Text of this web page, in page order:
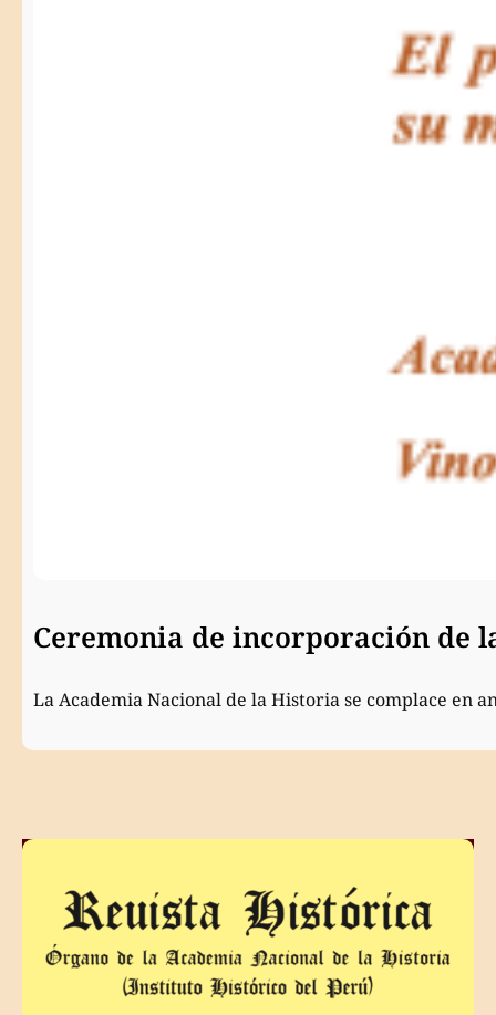
Ceremonia de incorporación de
La Academia Nacional de la Historia se complace en